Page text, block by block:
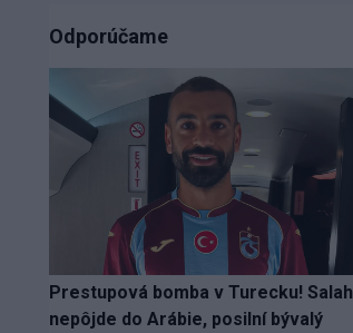
Odporúčame
Prestupová bomba v Turecku! Salah
nepôjde do Arábie, posilní bývalý